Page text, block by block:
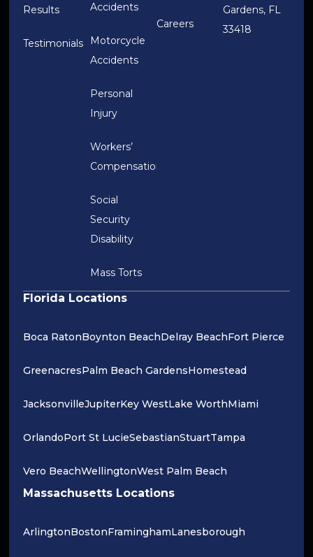
Results
Testimonials
Accidents
Motorcycle
Accidents
Personal
Injury
Workers’
Compensation
Social
Security
Disability
Mass Torts
Careers
Gardens, FL
33418
Florida Locations
Boca RatonBoynton BeachDelray BeachFort Pierce
GreenacresPalm Beach GardensHomestead
JacksonvilleJupiterKey WestLake WorthMiami
OrlandoPort St LucieSebastianStuartTampa
Vero BeachWellingtonWest Palm Beach
Massachusetts Locations
ArlingtonBostonFraminghamLanesborough